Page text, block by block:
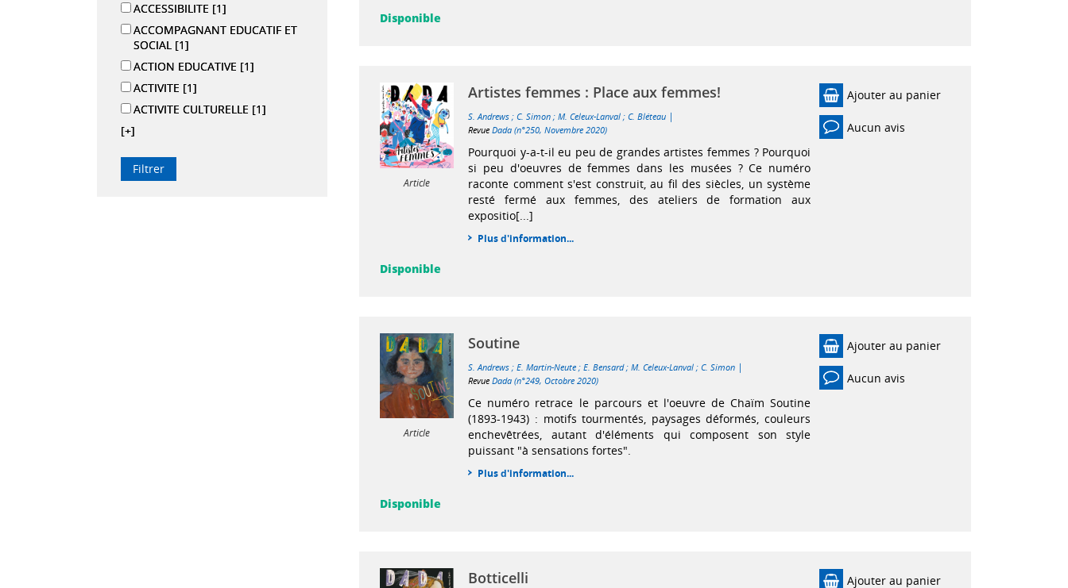
ACCESSIBILITE [1]
ACCOMPAGNANT EDUCATIF ET
SOCIAL [1]
ACTION EDUCATIVE [1]
ACTIVITE [1]
ACTIVITE CULTURELLE [1]
[+]
Disponible
Article
Artistes femmes : Place aux femmes!
S. Andrews ;C. Simon ;M. Celeux-Lanval ;C. Bléteau |
RevueDada (n°250, Novembre 2020)
Pourquoi y-a-t-il eu peu de grandes artistes femmes ? Pourquoi
si peu d'oeuvres de femmes dans les musées ? Ce numéro
raconte comment s'est construit, au fil des siècles, un système
resté fermé aux femmes, des ateliers de formation aux
expositio[...]
Plus d'information...
Ajouter au panier
Aucun avis
Disponible
Article
Soutine
S. Andrews ;E. Martin-Neute ;E. Bensard;M. Celeux-Lanval ;C. Simon |
RevueDada (n°249, Octobre 2020)
Ce numéro retrace le parcours et l'oeuvre de Chaïm Soutine
(1893-1943) : motifs tourmentés, paysages déformés, couleurs
enchevêtrées, autant d'éléments qui composent son style
puissant "à sensations fortes".
Plus d'information...
Ajouter au panier
Aucun avis
Disponible
Botticelli Ajouter au panier